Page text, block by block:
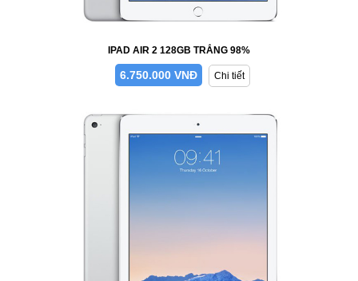
IPAD AIR 2 128GB TRẮNG 98%
6.750.000 VNĐ Chi tiết